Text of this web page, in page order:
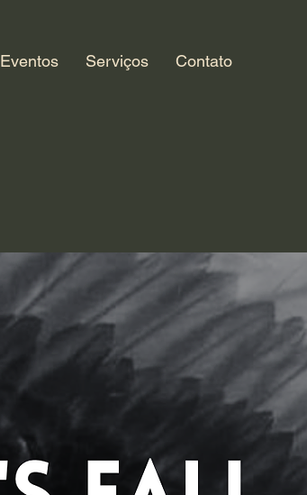
Eventos Serviços Contato